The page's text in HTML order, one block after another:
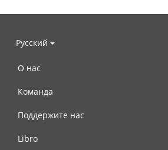
Русский
О нас
Команда
Поддержите нас
Libro